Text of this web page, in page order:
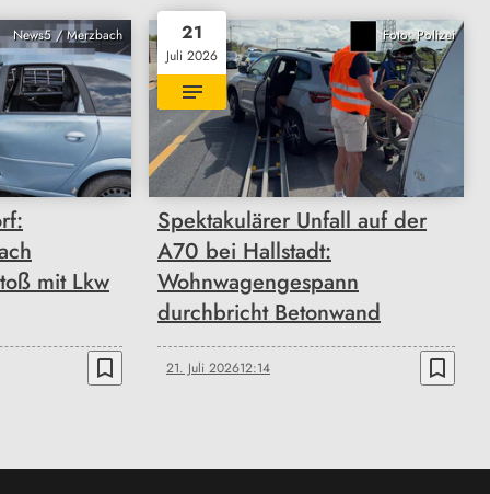
News5 / Merzbach
mit Lkw
bookmark_border
Foto: Polizei
21
Juli 2026
Spektakulärer Unfall auf der
A70 bei Hallstadt:
Wohnwagengespann
durchbricht Betonwand
21. Juli 202612:14 bookmark_border